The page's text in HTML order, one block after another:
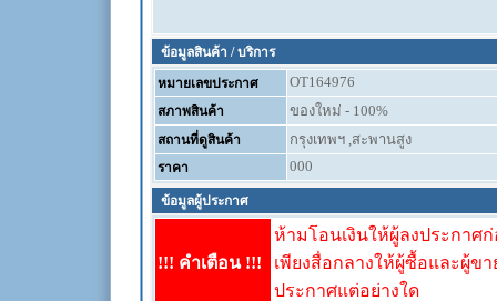
ข้อมูลสินค้า / บริการ
หมายเลขประกาศ
OT164976
สภาพสินค้า ของใหม่ - 100%
สถานที่ดูสินค้า กรุงเทพฯ ,สะพานสูง
ราคา 000
ข้อมูลผู้ประกาศ
!!! คำเตือน !!!
ห้ามโอนเงินให้ผู้ลงประกาศ
เพียงสื่อกลางให้ผู้ซื้อและผู้ข
ประกาศแต่อย่างใด